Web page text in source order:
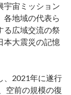
宇宙ミッション
各地域の代表ら
る広域交流の祭
本大震災の記憶
、2021年に遂行
空前の規模の復